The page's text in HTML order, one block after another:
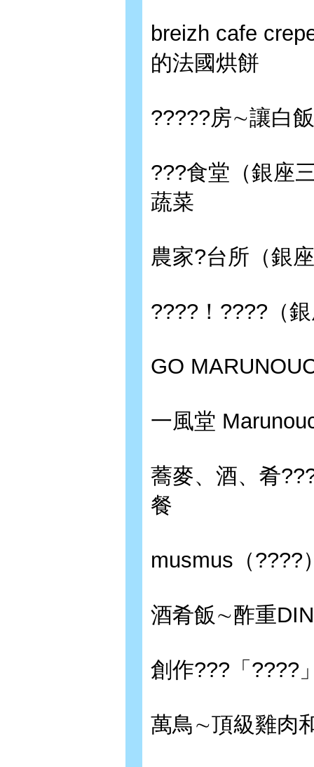
breizh cafe
的法國烘餅
?????房∼讓白
???食堂（銀座
蔬菜
農家?台所（銀
????！????（
GO
一風堂
蕎麥、酒、肴
餐
musmus（????
酒肴飯∼酢重
創作???「????
萬鳥∼頂級雞肉